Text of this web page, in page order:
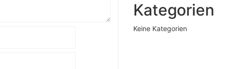
Kategorien
Keine Kategorien